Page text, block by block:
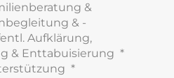
&
& -
Aufklärung,
& Enttabuisierung *
*